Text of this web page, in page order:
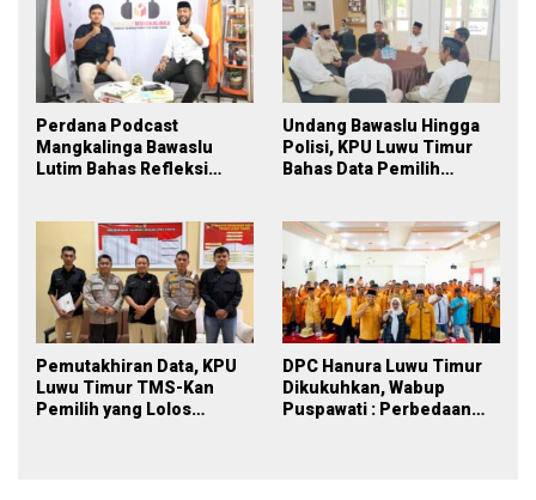
Perdana Podcast
Mangkalinga Bawaslu
Lutim Bahas Refleksi
Undang Bawaslu Hingga
Polisi, KPU Luwu Timur
Bahas Data Pemilih
Pemutakhiran Data, KPU
Luwu Timur TMS-Kan
Pemilih yang Lolos
DPC Hanura Luwu Timur
Dikukuhkan, Wabup
Puspawati : Perbedaan